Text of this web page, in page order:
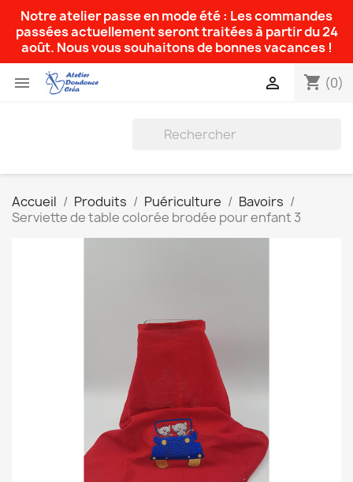
Notre atelier passe en mode été : Les commandes
passées actuellement seront traitées à partir du 24
août. Nous vous souhaitons de bonnes vacances !
 shopping_cart (0)

Accueil Produits Puériculture
Bavoirs
Serviette de table colorée brodée pour enfant 3